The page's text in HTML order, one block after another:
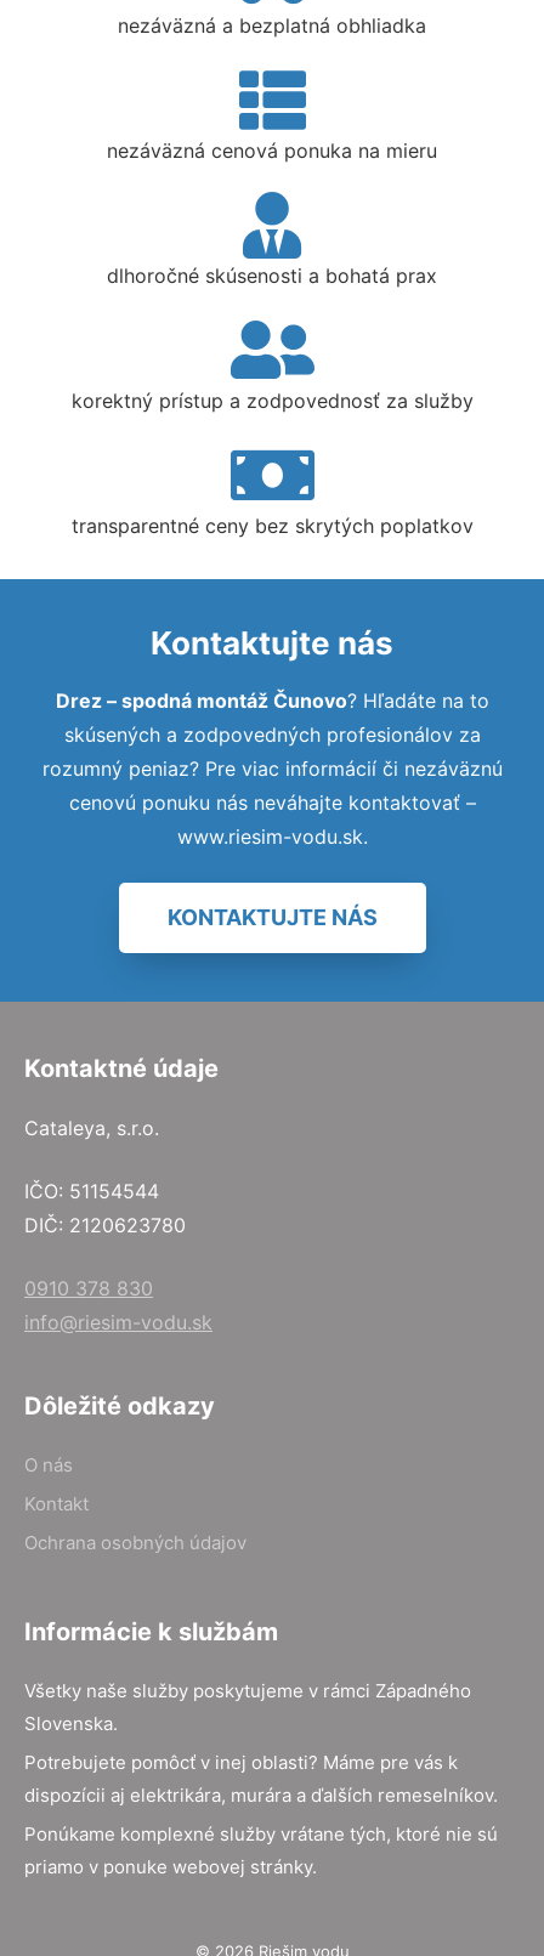
nezáväzná a bezplatná obhliadka
nezáväzná cenová ponuka na mieru
dlhoročné skúsenosti a bohatá prax
korektný prístup a zodpovednosť za služby
transparentné ceny bez skrytých poplatkov
Kontaktujte nás
Drez – spodná montáž Čunovo? Hľadáte na to
skúsených a zodpovedných profesionálov za
rozumný peniaz? Pre viac informácií či nezáväznú
cenovú ponuku nás neváhajte kontaktovať –
www.riesim-vodu.sk.
KONTAKTUJTE NÁS
Kontaktné údaje
Cataleya, s.r.o.
IČO: 51154544
DIČ: 2120623780
0910 378 830
info@riesim-vodu.sk
Dôležité odkazy
O nás
Kontakt
Ochrana osobných údajov
Informácie k službám
Všetky naše služby poskytujeme v rámci Západného
Slovenska.
Potrebujete pomôcť v inej oblasti? Máme pre vás k
dispozícii aj elektrikára, murára a ďalších remeselníkov.
Ponúkame komplexné služby vrátane tých, ktoré nie sú
priamo v ponuke webovej stránky.
© 2026 Riešim vodu